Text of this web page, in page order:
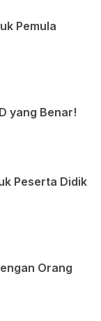
Pemula
yang Benar!
Peserta Didik
Orang